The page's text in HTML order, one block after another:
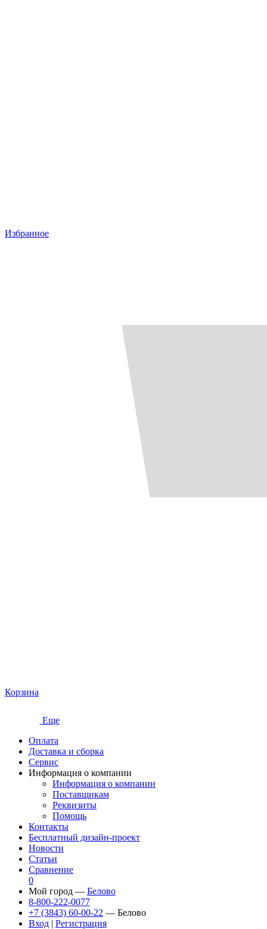
Избранное
Корзина
Еще
Оплата
Доставка и сборка
Сервис
Информация о компании
Информация о компании
Поставщикам
Реквизиты
Помощь
Контакты
Бесплатный дизайн-проект
Новости
Статьи
Сравнение
0
Мой город — Белово
8-800-222-0077
+7 (3843) 60-00-22 — Белово
Вход | Регистрация